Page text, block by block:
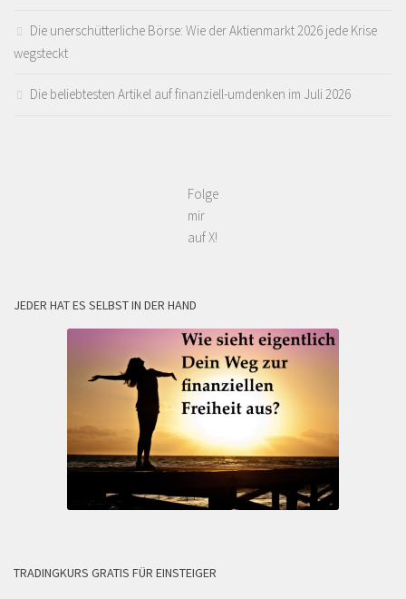
Die unerschütterliche Börse: Wie der Aktienmarkt 2026 jede Krise
wegsteckt
Die beliebtesten Artikel auf finanziell-umdenken im Juli 2026
Folge
mir
auf X!
JEDER HAT ES SELBST IN DER HAND
TRADINGKURS GRATIS FÜR EINSTEIGER